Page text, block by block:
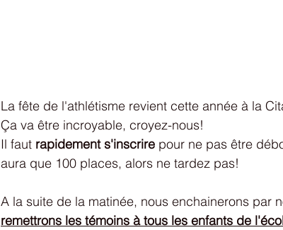
La fête de l'athlétisme revient cette année à la
Ça va être incroyable, croyez-nous!
Il faut rapidement s'inscrire pour ne pas être
aura que 100 places, alors ne tardez pas!
A la suite de la matinée, nous enchainerons par
remettrons les témoins à tous les enfants de